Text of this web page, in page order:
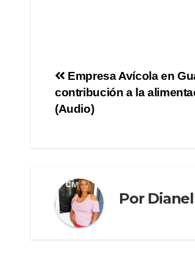
Empresa Avícola en
contribución a la
(Audio)
Por